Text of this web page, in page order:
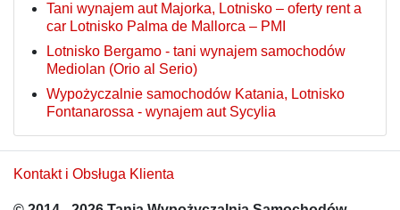
Tani wynajem aut Majorka, Lotnisko – oferty rent a
car Lotnisko Palma de Mallorca – PMI
Lotnisko Bergamo - tani wynajem samochodów
Mediolan (Orio al Serio)
Wypożyczalnie samochodów Katania, Lotnisko
Fontanarossa - wynajem aut Sycylia
Kontakt i Obsługa Klienta